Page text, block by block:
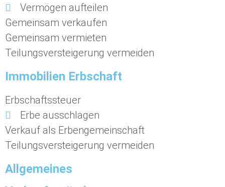
Vermögen aufteilen
Gemeinsam verkaufen
Gemeinsam vermieten
Teilungsversteigerung vermeiden
Immobilien Erbschaft
Erbschaftssteuer
Erbe ausschlagen
Verkauf als Erbengemeinschaft
Teilungsversteigerung vermeiden
Allgemeines